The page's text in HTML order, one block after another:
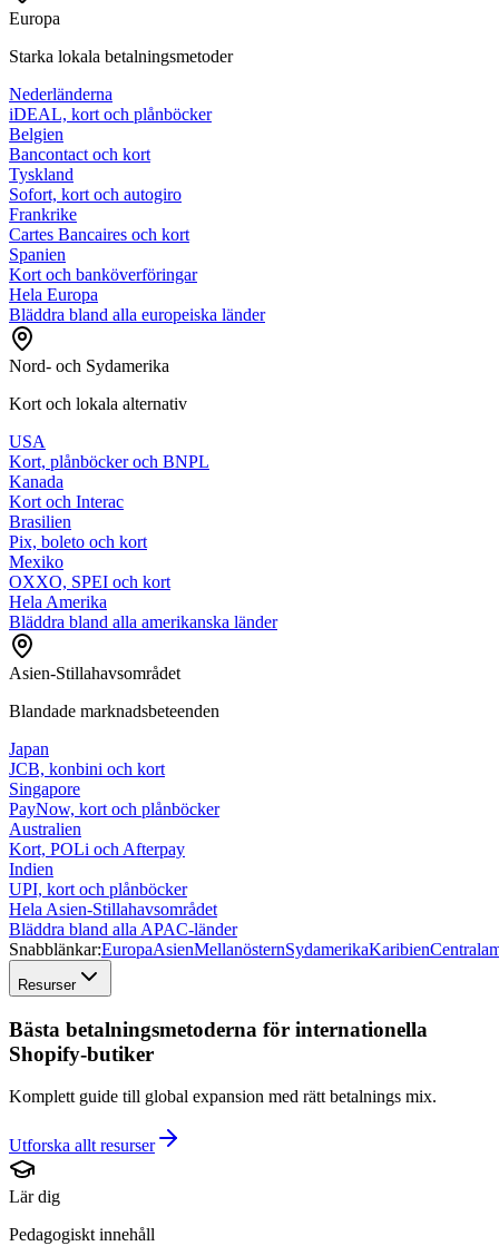
Europa
Starka lokala betalningsmetoder
Nederländerna
iDEAL, kort och plånböcker
Belgien
Bancontact och kort
Tyskland
Sofort, kort och autogiro
Frankrike
Cartes Bancaires och kort
Spanien
Kort och banköverföringar
Hela Europa
Bläddra bland alla europeiska länder
Nord- och Sydamerika
Kort och lokala alternativ
USA
Kort, plånböcker och BNPL
Kanada
Kort och Interac
Brasilien
Pix, boleto och kort
Mexiko
OXXO, SPEI och kort
Hela Amerika
Bläddra bland alla amerikanska länder
Asien-Stillahavsområdet
Blandade marknadsbeteenden
Japan
JCB, konbini och kort
Singapore
PayNow, kort och plånböcker
Australien
Kort, POLi och Afterpay
Indien
UPI, kort och plånböcker
Hela Asien-Stillahavsområdet
Bläddra bland alla APAC-länder
Snabblänkar:EuropaAsienMellanösternSydamerikaKaribien
Resurser
Bästa betalningsmetoderna för internationella
Shopify-butiker
Komplett guide till global expansion med rätt betalnings mix.
Utforska allt resurser
Lär dig
Pedagogiskt innehåll